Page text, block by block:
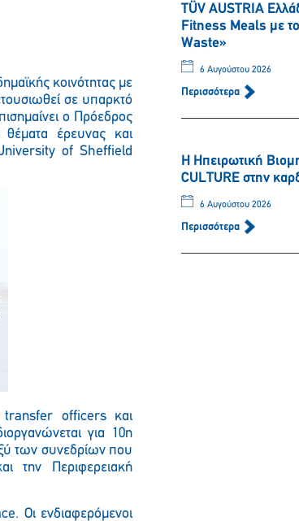
κοινότητας με
σε υπαρκτό
ο Πρόεδρος
έρευνας και
of Sheffield
transfer officers και
για 10η
των συνεδρίων που
την Περιφερειακή
Οι ενδιαφερόμενοι
TÜV AUSTRIA
Fitness Meals με
Waste»
6 Αυγούστου 2026
Περισσότερα
Η Ηπειρωτική
CULTURE στην
6 Αυγούστου 2026
Περισσότερα